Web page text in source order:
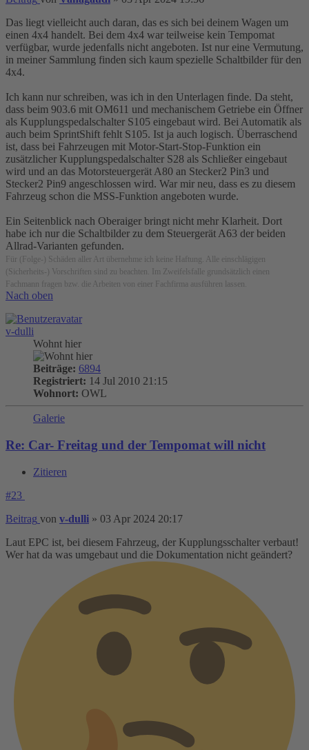
Das liegt vielleicht auch daran, das es sich bei deinem Wagen um
einen 4x4 handelt. Bei dem 4x4 war teilweise kein Tempomat
verfügbar, wurde jedenfalls nicht angeboten. Ist nur eine Vermutung,
in meiner Sammlung finden sich kaum spezielle Schaltbilder für den
4x4.
Ich kann nur schreiben, was ich in den Unterlagen finde. Da steht,
dass beim 903.6 mit OM611 und mechanischem Getriebe ein Öffner
als Kupplungspedalschalter S105 eingebaut wird. Bei Automatik als
auch beim SprintShift fehlt S105. Ist ja auch logisch. Überraschend
ist, dass bei Fahrzeugen mit Motor-Start-Stop-Funktion ein
zusätzlicher Kupplungspedalschalter S28 als Schließer eingebaut
wird und an das Motorsteuergerät A80 an Stecker2 Pin3 und
Stecker2 Pin9 angeschlossen wird. War mir neu, dass es zu diesem
Fahrzeug schon die MSS-Funktion angeboten wurde.
Ein Seitenblick nach Oberaiger bringt nicht mehr Klarheit. Dort
habe ich nur die Schaltbilder zu dem Steuergerät A63 der beiden
Allrad-Varianten gefunden.
Für (Folge-) Schäden aller Art übernehme ich keine Haftung. Alle einschlägigen
(Sicherheits-) Vorschriften sind zu beachten. Im Zweifelsfalle grundsätzlich einen
Fachmann fragen bzw. die Arbeiten von einer Fachfirma ausführen lassen.
Nach oben
v-dulli
Wohnt hier
Beiträge: 6894
Registriert: 14 Jul 2010 21:15
Wohnort: OWL
Galerie
Re: Car- Freitag und der Tempomat will nicht
Zitieren
#23
Beitrag von v-dulli » 03 Apr 2024 20:17
Laut EPC ist, bei diesem Fahrzeug, der Kupplungsschalter verbaut!
Wer hat da was umgebaut und die Dokumentation nicht geändert?